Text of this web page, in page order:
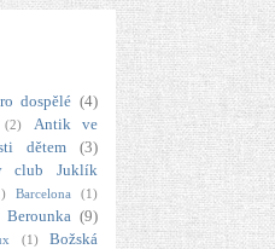
dospělé (4)
(2)
Antik ve
dětem (3)
club Juklík
Barcelona
(1)
Berounka (9)
(1)
Božská